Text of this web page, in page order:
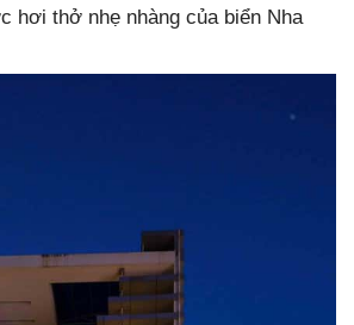
hơi thở nhẹ nhàng của biển Nha